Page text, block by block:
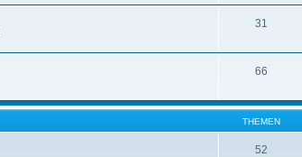
31
66
THEMEN
52